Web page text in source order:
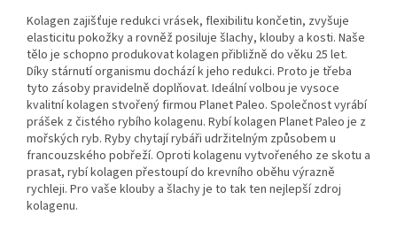
Kolagen zajišťuje redukci vrásek, flexibilitu končetin, zvyšuje
elasticitu pokožky a rovněž posiluje šlachy, klouby a kosti. Naše
tělo je schopno produkovat kolagen přibližně do věku 25 let.
Díky stárnutí organismu dochází k jeho redukci. Proto je třeba
tyto zásoby pravidelně doplňovat. Ideální volbou je vysoce
kvalitní kolagen stvořený firmou Planet Paleo. Společnost vyrábí
prášek z čistého rybího kolagenu. Rybí kolagen Planet Paleo je z
mořských ryb. Ryby chytají rybáři udržitelným způsobem u
francouzského pobřeží. Oproti kolagenu vytvořeného ze skotu a
prasat, rybí kolagen přestoupí do krevního oběhu výrazně
rychleji. Pro vaše klouby a šlachy je to tak ten nejlepší zdroj
kolagenu.